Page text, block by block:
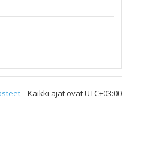
Kaikki ajat ovatUTC+03:00